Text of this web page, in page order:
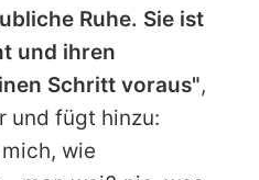
Ruhe. Sie ist
und ihren
Schritt voraus",
und fügt hinzu:
wie